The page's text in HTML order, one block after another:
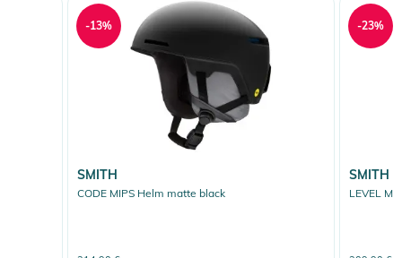
SMITH
CODE MIPS Helm matte black
-13%
SMITH
LEVEL
-23%